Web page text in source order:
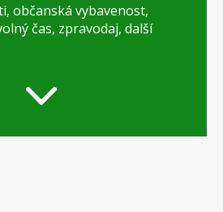
občanská vybavenost,
čas, zpravodaj, další